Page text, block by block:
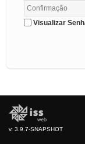
Visualizar
v. 3.9.7-SNAPSHOT